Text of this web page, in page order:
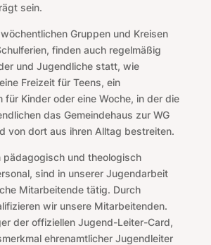
sein.
Gruppen und Kreisen
finden auch regelmäßig
und Jugendliche statt, wie
Freizeit für Teens, ein
für Kinder oder eine Woche, in der die
das Gemeindehaus zur WG
von dort aus ihren Alltag bestreiten.
pädagogisch und theologisch
sind in unserer Jugendarbeit
Mitarbeitende tätig. Durch
wir unsere Mitarbeitenden.
der offiziellen Jugend-Leiter-Card,
ehrenamtlicher Jugendleiter